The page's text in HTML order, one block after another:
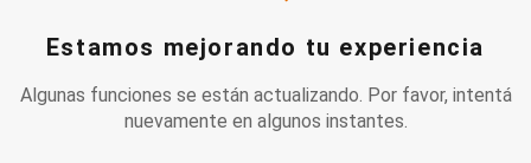
Estamos mejorando tu experiencia
Algunas funciones se están actualizando. Por favor, intentá
nuevamente en algunos instantes.